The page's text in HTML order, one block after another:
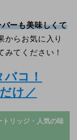
ーも美味しくて
からお気に入り
てください！
コ！
け／
トリッジ・人気の味